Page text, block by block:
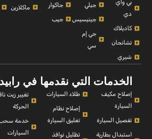
بي واي
دي
كاديلاك
تشانجان
شيري
جيلي
جينيسيس
جي إم
سي
جاكوار
جيب
ماكلارين
الخدمات التي نقدمها في
إصلاح مكيف
السيارة
تفصيل السيارة
استبدال بطارية
طلاء السيارات
إصلاح نظام
تعليق السيارة
تظليل نوافذ
تغيير زيت
الحركة
خدمة
السيارات